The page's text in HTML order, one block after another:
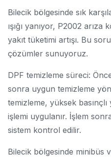
Bilecik bölgesinde sık
ışığı yanıyor, P2002
yakıt tüketimi artışı. Bu
çözümler sunuyoruz.
DPF temizleme süreci:
sonra uygun temizleme
temizleme, yüksek
işlemi uygulanır. İşlem
sistem kontrol edilir.
Bilecik bölgesinde minibüs